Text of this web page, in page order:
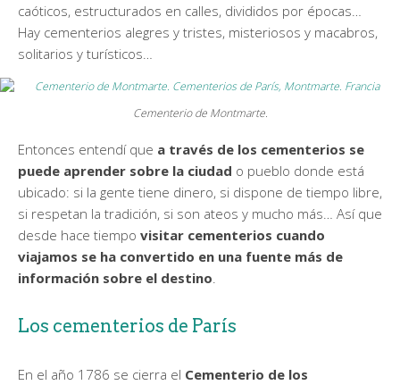
caóticos, estructurados en calles, divididos por épocas…
Hay cementerios alegres y tristes, misteriosos y macabros,
solitarios y turísticos…
Cementerio de Montmarte.
Entonces entendí que a través de los cementerios se
puede aprender sobre la ciudad o pueblo donde está
ubicado: si la gente tiene dinero, si dispone de tiempo libre,
si respetan la tradición, si son ateos y mucho más… Así que
desde hace tiempo visitar cementerios cuando
viajamos se ha convertido en una fuente más de
información sobre el destino.
Los cementerios de París
En el año 1786 se cierra el Cementerio de los